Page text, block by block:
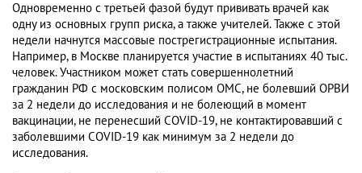
Одновременно с третьей фазой будут прививать врачей как
одну из основных групп риска, а также учителей. Также с этой
недели начнутся массовые пострегистрационные испытания.
Например, в Москве планируется участие в испытаниях 40 тыс.
человек. Участником может стать совершеннолетний
гражданин РФ с московским полисом ОМС, не болевший ОРВИ
за 2 недели до исследования и не болеющий в момент
вакцинации, не перенесший COVID-19, не контактировавший с
заболевшими COVID-19 как минимум за 2 недели до
исследования.